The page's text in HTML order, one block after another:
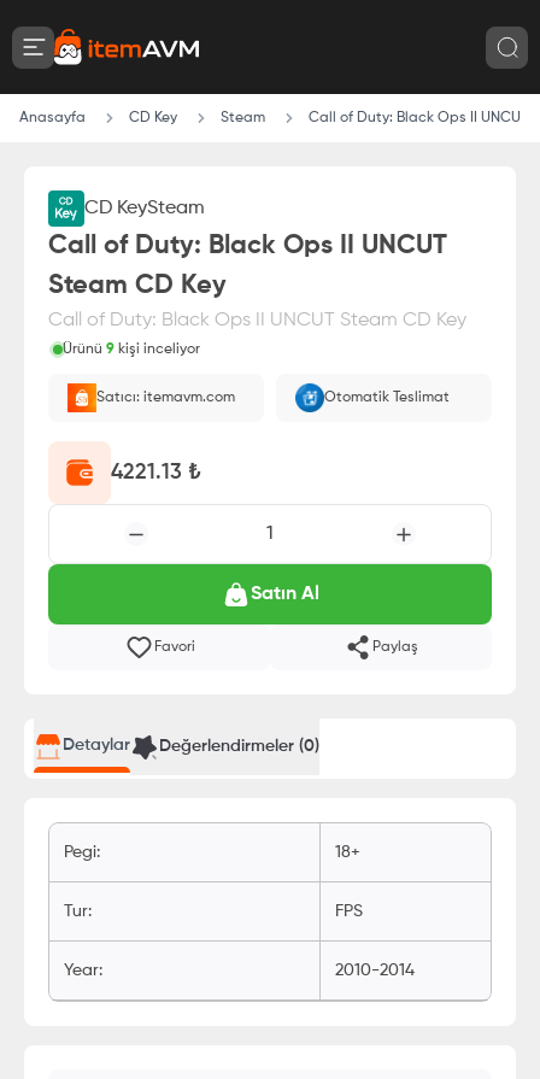
Anasayfa CD Key Steam Call of Duty: Black Ops II UNCUT
CD KeySteam
Call of Duty: Black Ops II UNCUT
Steam CD Key
Call of Duty: Black Ops II UNCUT Steam CD Key
Ürünü 9 kişi inceliyor
E-Pin olarak yüklenir.
Satıcı: itemavm.com Otomatik Teslimat
4221.13 ₺
1
Satın Al
Favori Paylaş
Detaylar Değerlendirmeler (0)
Pegi: 18+
Tur: FPS
Year: 2010-2014